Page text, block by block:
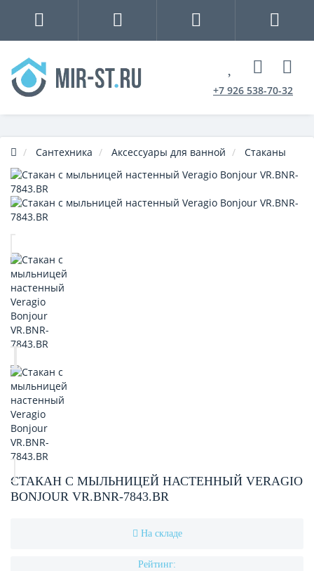
+7 926 538-70-32
Сантехника Аксессуары для ванной Стаканы
СТАКАН С МЫЛЬНИЦЕЙ НАСТЕННЫЙ VERAGIO
BONJOUR VR.BNR-7843.BR
На складе
Рейтинг: